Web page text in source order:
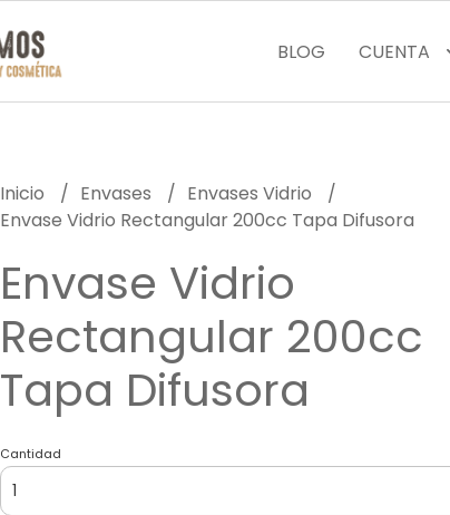
BLOG CUENTA
Inicio Envases
Envases Vidrio
Envase Vidrio Rectangular 200cc Tapa Difusora
Envase Vidrio
Rectangular 200cc
Tapa Difusora
Cantidad